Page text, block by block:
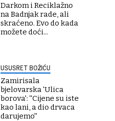
Darkom i Reciklažno
na Badnjak rade, ali
skraćeno. Evo do kada
možete doći...
USUSRET BOŽIĆU
Zamirisala
bjelovarska 'Ulica
borova': ''Cijene su iste
kao lani, a dio drvaca
darujemo''